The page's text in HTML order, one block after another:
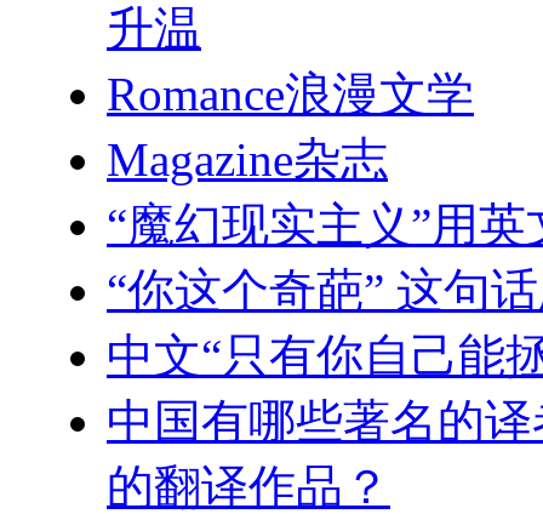
升温
Romance浪漫文学
Magazine杂志
“魔幻现实主义”用
“你这个奇葩” 这句
中文“只有你自己能
中国有哪些著名的
的翻译作品？